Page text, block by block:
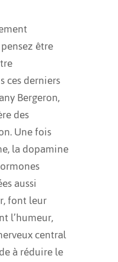
être
ces derniers
Bergeron,
des
Une fois
la dopamine
aussi
font leur
l’humeur,
central
à réduire le